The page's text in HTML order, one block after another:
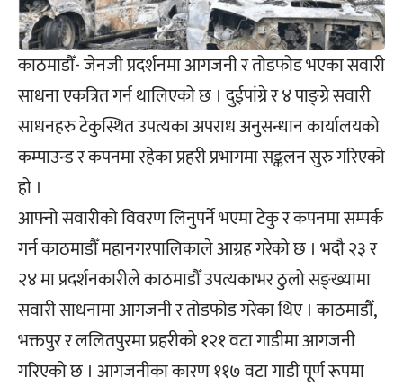
काठमाडौँ- जेनजी प्रदर्शनमा आगजनी र तोडफोड भएका सवारी
साधना एकत्रित गर्न थालिएको छ । दुईपांग्रे र ४ पाङ्ग्रे सवारी
साधनहरु टेकुस्थित उपत्यका अपराध अनुसन्धान कार्यालयको
कम्पाउन्ड र कपनमा रहेका प्रहरी प्रभागमा सङ्कलन सुरु गरिएको
हो ।
आफ्नो सवारीको विवरण लिनुपर्ने भएमा टेकु र कपनमा सम्पर्क
गर्न काठमाडौँ महानगरपालिकाले आग्रह गरेको छ । भदौ २३ र
२४ मा प्रदर्शनकारीले काठमाडौँ उपत्यकाभर ठुलो सङ्ख्यामा
सवारी साधनामा आगजनी र तोडफोड गरेका थिए । काठमाडौँ,
भक्तपुर र ललितपुरमा प्रहरीको १२१ वटा गाडीमा आगजनी
गरिएको छ । आगजनीका कारण ११७ वटा गाडी पूर्ण रूपमा